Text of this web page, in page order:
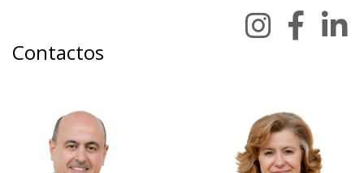
Contactos